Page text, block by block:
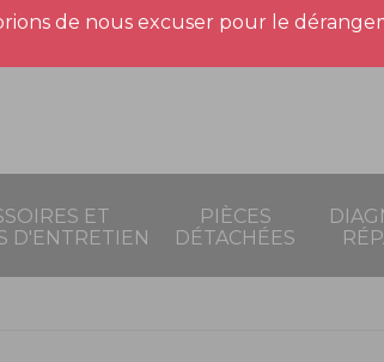
de nous excuser pour le
ET
D'ENTRETIEN
PIÈCES
DÉTACHÉES